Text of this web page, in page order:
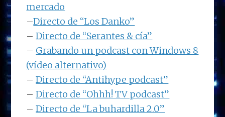
mercado
–Directo de “Los Danko”
–Directo de “Serantes & cía”
– Grabando un podcast con Windows 8
(vídeo alternativo)
–Directo de “Antihype podcast”
–Directo de “Ohhh! TV podcast”
–Directo de “La buhardilla 2.0”